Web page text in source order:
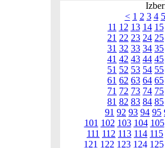
< 1 2 3 4 5
11 12 13 14 15
21 22 23 24 25
31 32 33 34 35
41 42 43 44 45
51 52 53 54 55
61 62 63 64 65
71 72 73 74 75
81 82 83 84 85
91 92 93 94 95
101 102 103 104 105
111 112 113 114 115
121 122 123 124 125